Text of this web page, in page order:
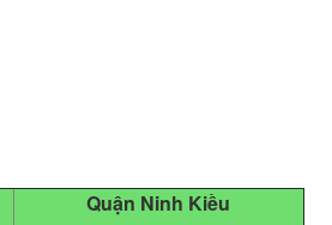
Quận Ninh Kiều